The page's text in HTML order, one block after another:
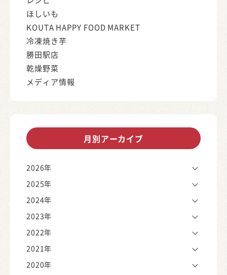
ほしいも
KOUTA HAPPY FOOD MARKET
冷凍焼き芋
勝田駅店
乾燥野菜
メディア情報
月別アーカイブ
2026年
2025年
2024年
2023年
2022年
2021年
2020年